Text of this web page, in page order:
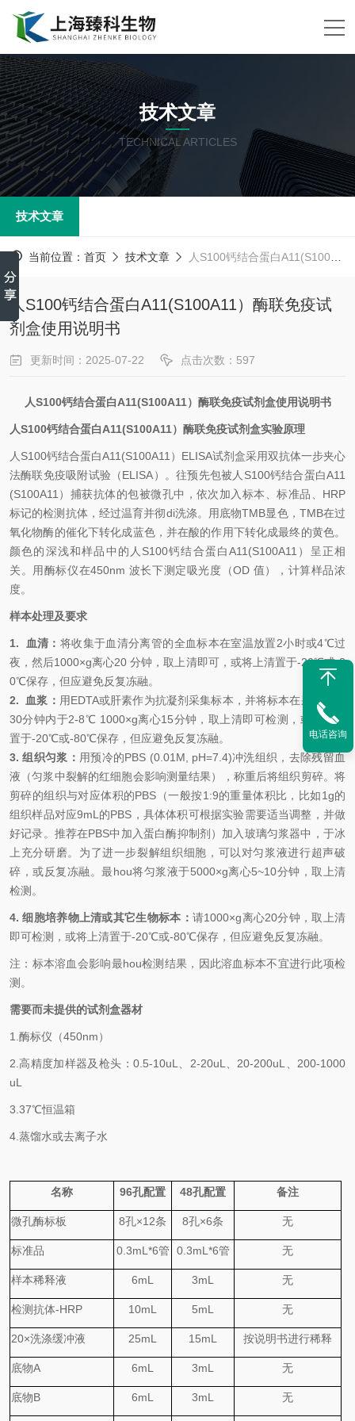
技术文章
TECHNICAL ARTICLES
技术文章
当前位置： 首页 技术文章 人S100钙结合蛋白A11(S100A11）酶联免疫试剂盒使用说明书
人S100钙结合蛋白A11(S100A11）酶联免疫试
剂盒使用说明书
更新时间：2025-07-22 点击次数：597
人S100钙结合蛋白A11(S100A11） 酶联免疫试剂盒使用说明书
人S100钙结合蛋白A11(S100A11） 酶联免疫试剂盒实验原理
人 S100钙结合蛋白A11(S100A11） ELISA试剂盒采用双抗体一步夹心
法酶联免疫吸附试验（ELISA）。往预先包被 人 S100钙结合蛋白A11
(S100A11） 捕获抗体的包被微孔中，依次加入标本、标准品、 HRP
标记的检测抗体，经过温育并彻di洗涤。用底物TMB显色，TMB在过
氧化物酶的催化下转化成蓝色，并在酸的作用下转化成最终的黄色。
颜色的深浅和样品中的 人 S100钙结合蛋白A11(S100A11） 呈正相
关。用酶标仪在450nm 波长下测定吸光度（OD 值），计算样品浓
度。
样本处理及要求
1. 血清： 将收集于血清分离管的全血标本在室温放置2小时或4℃过
夜，然后1000×g离心20 分钟，取上清即可，或将上清置于-20℃或-8
0℃保存，但应避免反复冻融。
2.
血浆： 用EDTA或肝素作为抗凝剂采集标本，并将标本在采集后的
30分钟内于2-8℃ 1000×g离心15分钟，取上清即可检测，或将上清
置于-20℃或-80℃保存，但应避免反复冻融。
3. 组织匀浆： 用预冷的PBS (0.01M, pH=7.4)冲洗组织，去除残留血
液（匀浆中裂解的红细胞会影响测量结果），称重后将组织剪碎。将
剪碎的组织与对应体积的PBS（一般按1:9的重量体积比，比如1g的
组织样品对应9mL的PBS，具体体积可根据实验需要适当调整，并做
好记录。推荐在PBS中加入蛋白酶抑制剂）加入玻璃匀浆器中，于冰
上充分研磨。为了进一步裂解组织细胞，可以对匀浆液进行超声破
碎，或反复冻融。 最hou将匀浆液于5000×g离心5~10分钟，取上清
检测。
4. 细胞培养物上清或其它生物标本： 请1000×g离心20分钟，取上清
即可检测，或将上清置于-20℃或-80℃保存，但应避免反复冻融。
注：标本溶血会影响最hou检测结果，因此溶血标本不宜进行此项检
测。
需要而未提供的试剂盒器材
1. 酶标仪（450nm）
2. 高精度加样器及枪头： 0.5-10uL 2-20uL 20-200uL
200-1000
uL
3. 37℃恒温箱
4. 蒸馏水或去离子水
名称 96孔配置 48孔配置 备注
微孔酶标板 8孔×12条 8孔×6条 无
标准品 0. 3mL*6管 0. 3mL*6管 无
样本稀释液 6mL 3mL 无
检测抗体-HRP 10mL 5mL 无
20×洗涤缓冲液 25mL 15mL 按说明书进行稀释
底物A 6mL 3mL 无
底物B 6mL 3mL 无
电话咨询